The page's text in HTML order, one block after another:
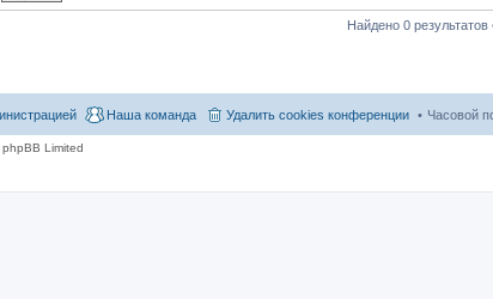
Найдено 0 результатов
Часовой
Удалить cookies конференции
Наша команда
Limited